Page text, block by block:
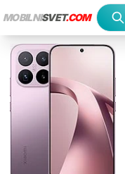
MOBILNISVET.COM